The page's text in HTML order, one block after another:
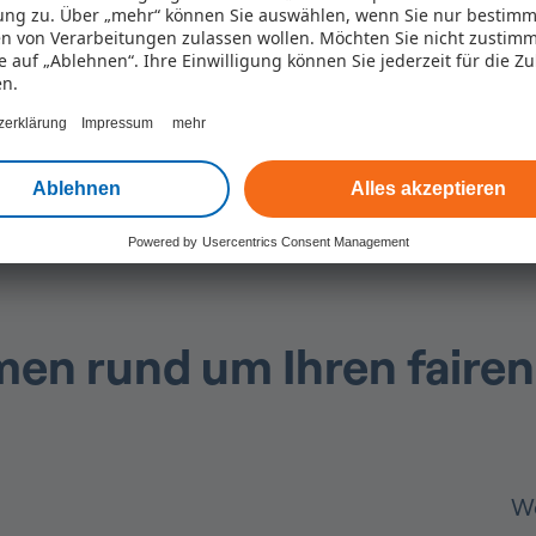
zu. Über „mehr“ können Sie auswählen, wenn Sie nur
von Verarbeitungen zulassen wollen. Möchten Sie nicht
auf „Ablehnen“. Ihre Einwilligung können Sie jederzeit für die
Impressum mehr
Ablehnen Alles akzeptieren
Powered by Usercentrics Consent Management
auch direkt per Chat mitteilen.
rund um Ihren